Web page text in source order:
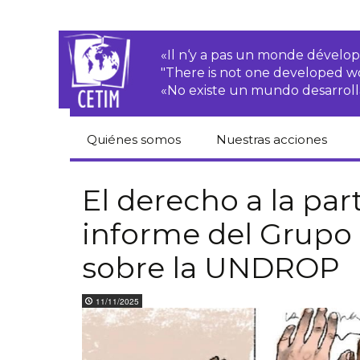
«Il n‘y a pas un monde
"There is not one developed
«No existe un mundo
Quiénes somos
Equipo
Newsletters
actividades
Estatutos
Nuestras acciones
campesinas·os
Empresas
transnacionales
Justicia
Derechos
económicos, sociales
y culturales
El derecho a la
informe del Grupo
sobre la UNDROP
11/11/2025